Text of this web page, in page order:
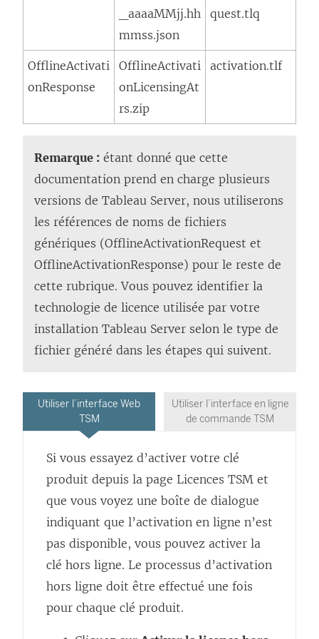
_aaaaMMjj.hh
mmss.json
quest.tlq
OfflineActivati
onResponse
OfflineActivati
onLicensingAt
rs.zip
activation.tlf
Remarque : étant donné que cette
documentation prend en charge plusieurs
versions de Tableau Server, nous utiliserons
les références de noms de fichiers
génériques (OfflineActivationRequest et
OfflineActivationResponse) pour le reste de
cette rubrique. Vous pouvez identifier la
technologie de licence utilisée par votre
installation Tableau Server selon le type de
fichier généré dans les étapes qui suivent.
Utiliser l’interface Web
TSM
Utiliser l’interface en ligne
de commande TSM
Si vous essayez d’activer votre clé
produit depuis la page Licences TSM et
que vous voyez une boîte de dialogue
indiquant que l’activation en ligne n’est
pas disponible, vous pouvez activer la
clé hors ligne. Le processus d’activation
hors ligne doit être effectué une fois
pour chaque clé produit.